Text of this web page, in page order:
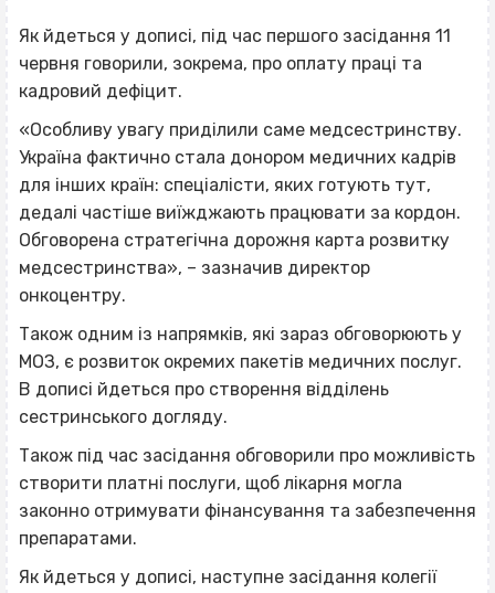
Як йдеться у дописі, під час першого засідання 11
червня говорили, зокрема, про оплату праці та
кадровий дефіцит.
«Особливу увагу приділили саме медсестринству.
Україна фактично стала донором медичних кадрів
для інших країн: спеціалісти, яких готують тут,
дедалі частіше виїжджають працювати за кордон.
Обговорена стратегічна дорожня карта розвитку
медсестринства», – зазначив директор
онкоцентру.
Також одним із напрямків, які зараз обговорюють у
МОЗ, є розвиток окремих пакетів медичних послуг.
В дописі йдеться про створення відділень
сестринського догляду.
Також під час засідання обговорили про можливість
створити платні послуги, щоб лікарня могла
законно отримувати фінансування та забезпечення
препаратами.
Як йдеться у дописі, наступне засідання колегії